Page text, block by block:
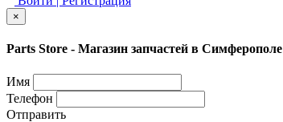
×
Parts Store - Магазин запчастей в Симферополе
Имя
Телефон
Отправить